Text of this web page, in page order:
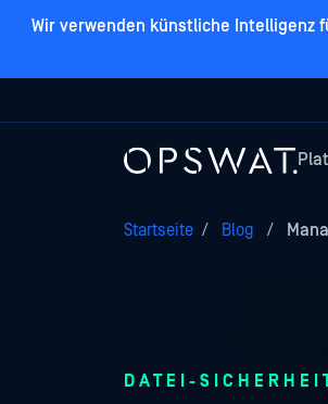
Wir verwenden künstliche Intelligenz
Startseite / Blog /
DATEI-